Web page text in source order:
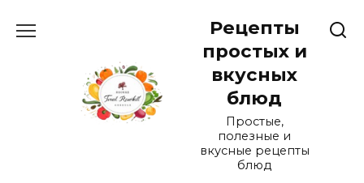
Рецепты
простых и
вкусных
блюд
Простые,
полезные и
вкусные рецепты
блюд